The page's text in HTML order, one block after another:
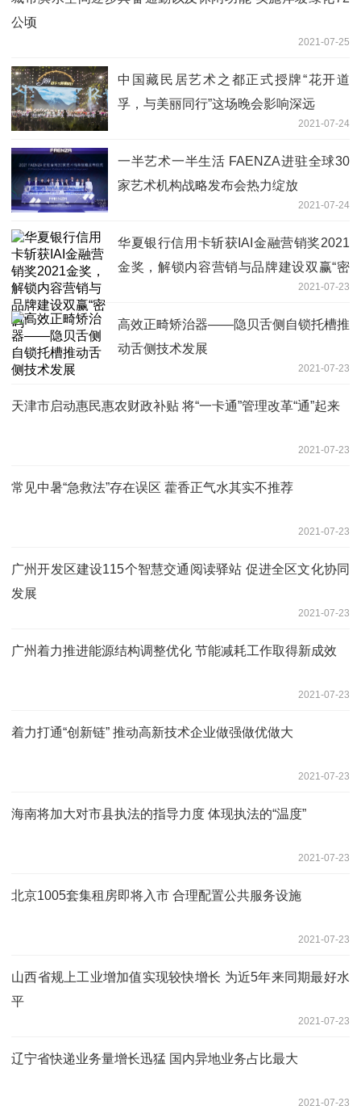
公顷
2021-07-25
中国藏民居艺术之都正式授牌“花开道
孚，与美丽同行”这场晚会影响深远
2021-07-24
一半艺术一半生活 FAENZA进驻全球30
家艺术机构战略发布会热力绽放
2021-07-24
华夏银行信用卡斩获IAI金融营销奖2021
金奖，解锁内容营销与品牌建设双赢“密
2021-07-23
高效正畸矫治器——隐贝舌侧自锁托槽推
动舌侧技术发展
2021-07-23
天津市启动惠民惠农财政补贴 将“一卡通”管理改革“通”起来
2021-07-23
常见中暑“急救法”存在误区 藿香正气水其实不推荐
2021-07-23
广州开发区建设115个智慧交通阅读驿站 促进全区文化协同
发展
2021-07-23
广州着力推进能源结构调整优化 节能减耗工作取得新成效
2021-07-23
着力打通“创新链” 推动高新技术企业做强做优做大
2021-07-23
海南将加大对市县执法的指导力度 体现执法的“温度”
2021-07-23
北京1005套集租房即将入市 合理配置公共服务设施
2021-07-23
山西省规上工业增加值实现较快增长 为近5年来同期最好水
平
2021-07-23
辽宁省快递业务量增长迅猛 国内异地业务占比最大
2021-07-23